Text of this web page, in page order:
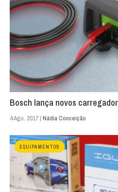
Bosch lança novos
4 Ago. 2017 | Nádia Conceição
EQUIPAMENTOS